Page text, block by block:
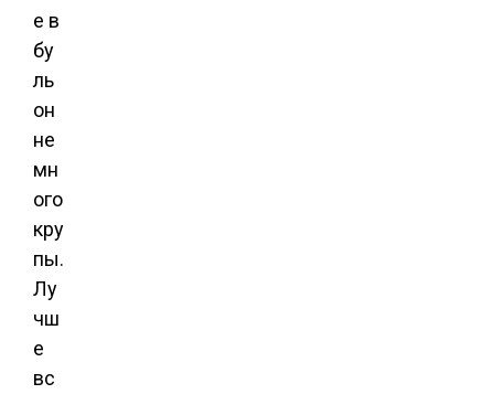
е в
бу
ль
он
не
мн
ого
кру
пы.
Лу
чш
е
вс